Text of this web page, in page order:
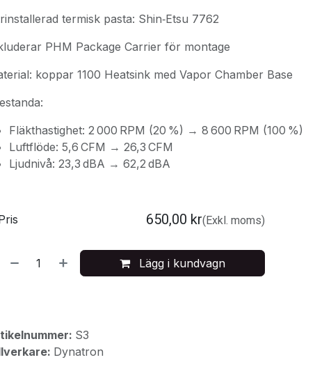
termisk pasta: Shin‑Etsu 7762
PHM Package Carrier för montage
koppar 1100 Heatsink med Vapor Chamber Base
Fläkthastighet: 2 000 RPM (20 %) → 8 600 RPM (100 %)
Luftflöde: 5,6 CFM → 26,3 CFM
Ljudnivå: 23,3 dBA → 62,2 dBA
Lägg i kundvagn
650,00 kr(Exkl. moms)
S3
Dynatron